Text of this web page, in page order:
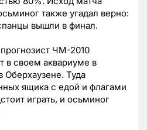
также угадал верно:
вышли в финал.
ЧМ-2010
в своем аквариуме в
Оберхаузене. Туда
ящика с едой и флагами
играть, и осьминог